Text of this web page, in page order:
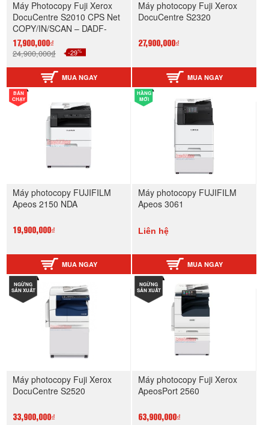
Máy Photocopy Fuji Xerox
DocuCentre S2010 CPS Net
COPY/IN/SCAN – DADF-
DUPLEX
17,900,000₫
24,900,000₫ -29%
MUA NGAY
Máy photocopy Fuji Xerox
DocuCentre S2320
27,900,000₫
MUA NGAY
BÁN
CHẠY
Máy photocopy FUJIFILM
Apeos 2150 NDA
19,900,000₫
MUA NGAY
HÀNG
MỚI
Máy photocopy FUJIFILM
Apeos 3061
Liên hệ
MUA NGAY
NGỪNG
SẢN XUẤT
Máy photocopy Fuji Xerox
DocuCentre S2520
33,900,000₫
NGỪNG
SẢN XUẤT
Máy photocopy Fuji Xerox
ApeosPort 2560
63,900,000₫